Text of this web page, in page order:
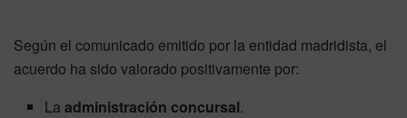
Según el comunicado emitido por la entidad madridista, el
acuerdo ha sido valorado positivamente por:
Laadministración concursal.